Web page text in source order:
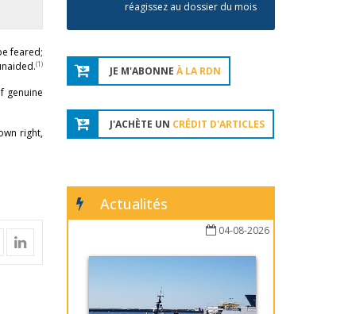
feared;
(1)
genuine
right,
réagissez au dossier du mois
JE M'ABONNE À LA RDN
J'ACHÈTE UN CRÉDIT D'ARTICLES
Actualités
04-08-2026